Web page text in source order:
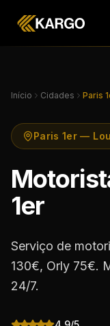
Início Cidades Paris
Paris 1er —
1er
Serviço de
130€, Orly 75€.
24/7.